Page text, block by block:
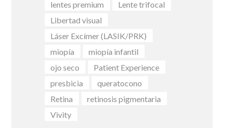
lentes premium
Lente trifocal
Libertad visual
Láser Excímer (LASIK/PRK)
miopía
miopía infantil
ojo seco
Patient Experience
presbicia
queratocono
Retina
retinosis pigmentaria
Vivity